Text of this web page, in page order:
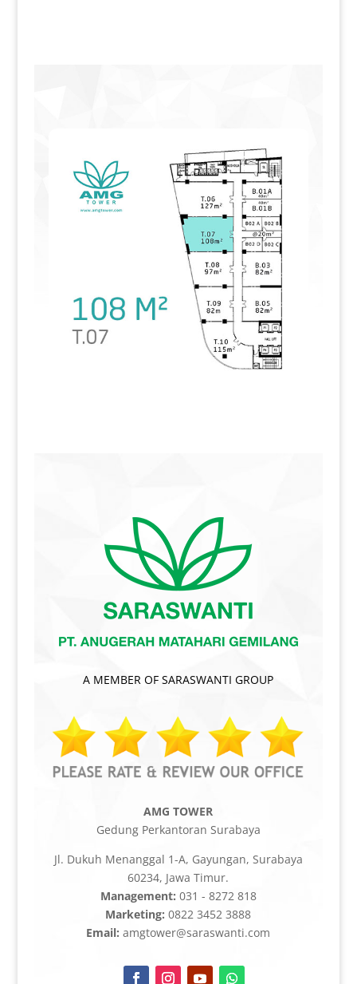
A MEMBER OF SARASWANTI GROUP
AMG TOWER
Gedung Perkantoran Surabaya
Jl. Dukuh Menanggal 1-A, Gayungan, Surabaya
60234, Jawa Timur.
Management: 031 - 8272 818
Marketing: 0822 3452 3888
Email: amgtower@saraswanti.com